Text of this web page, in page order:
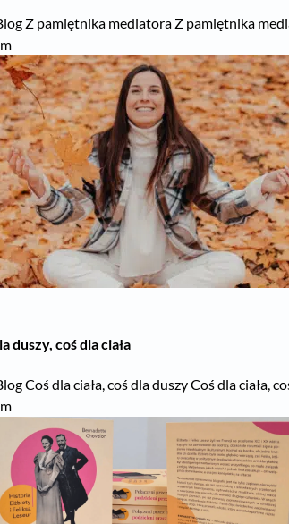
Z pamiętnika mediatora Z pamiętnika
duszy, coś dla ciała
Coś dla ciała, coś dla duszy Coś dla ciała,